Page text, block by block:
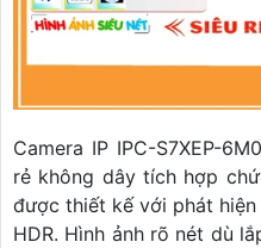
Camera IP IPC-S7XEP-
rẻ không dây tích hợp
được thiết kế với phát
HDR. Hình ảnh rõ nét dù